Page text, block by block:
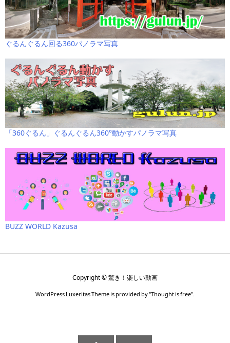
ぐるんぐるん回る360パノラマ写真
「360ぐるん」ぐるんぐるん360°動かすパノラマ写真
BUZZ WORLD Kazusa
Copyright ©驚き！楽しい動画
WordPress Luxeritas Theme is provided by "Thought is free".